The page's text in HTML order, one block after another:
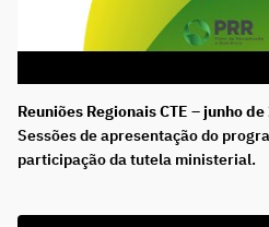
Reuniões Regionais CTE – junho de
Sessões de apresentação do
participação da tutela ministerial.